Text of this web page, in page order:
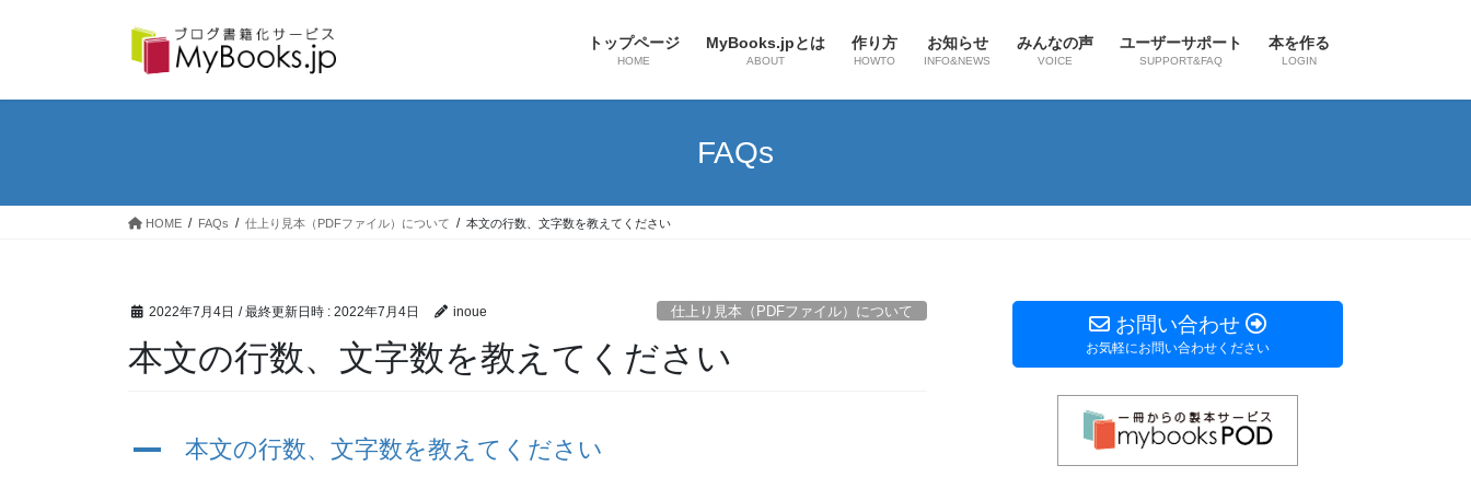
トップページ
HOME
MyBooks.jpとは
ABOUT
作り方
HOWTO
お知らせ
INFO&NEWS
みんなの声
VOICE
ユーザーサポート
SUPPORT&FAQ
本を作る
LOGIN
FAQs
HOME FAQs 仕上り見本（PDFファイル）について 本文の行数、文字数を教えてください
2022年7月4日 / 最終更新日時 : 2022年7月4日 inoue 仕上り見本（PDFファイル）について
本文の行数、文字数を教えてください
A 本文の行数、文字数を教えてください
お問い合わせ
お気軽にお問い合わせください